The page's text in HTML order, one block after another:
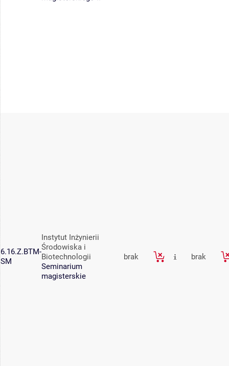
6.16.Z.BTM-
SM
Instytut Inżynierii
Środowiska i
Biotechnologii
Seminarium
magisterskie
brak brak